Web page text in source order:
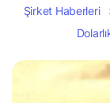
Şirket Haberleri